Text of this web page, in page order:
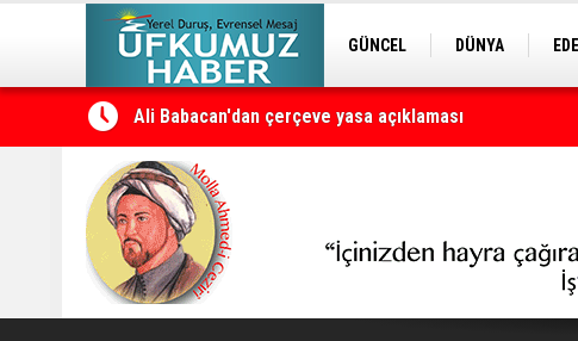
GÜNCEL DÜNYA
Ali Babacan'dan çerçeve yasa açıklaması
Petrol erzan bû